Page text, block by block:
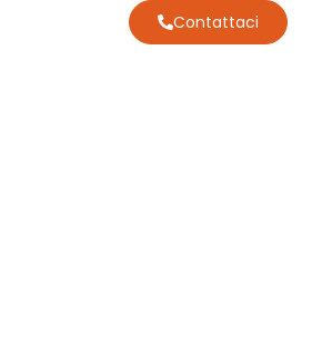
Contattaci